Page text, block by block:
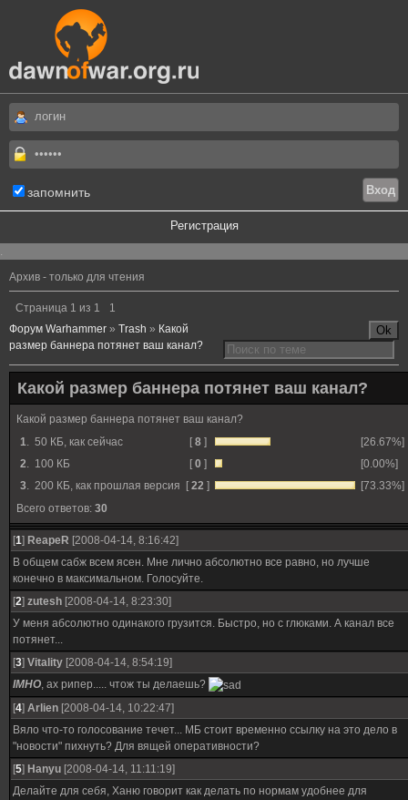
запомнить
Регистрация
.
Архив - только для чтения
Страница 1 из 1
1
Форум Warhammer » Trash » Какой
размер баннера потянет ваш канал?
Какой размер баннера потянет ваш канал?
Какой размер баннера потянет ваш канал?
1. 50 КБ, как сейчас [ 8]
[26.67%]
2. 100 КБ [ 0 ]
[0.00%]
3. 200 КБ, как прошлая версия [ 22 ]
[73.33%]
Всего ответов: 30
[1] ReapeR [2008-04-14, 8:16:42]
В общем сабж всем ясен. Мне лично абсолютно все равно, но лучше
конечно в максимальном. Голосуйте.
[2] zutesh [2008-04-14, 8:23:30]
У меня абсолютно одинакого грузится. Быстро, но с глюками. А канал все
потянет...
[3] Vitality [2008-04-14, 8:54:19]
IMHO, ах рипер..... чтож ты делаешь?
[4] Arlien [2008-04-14, 10:22:47]
Вяло что-то голосование течет... МБ стоит временно ссылку на это дело в
"новости" пихнуть? Для вящей оперативности?
[5] Hanyu [2008-04-14, 11:11:19]
Делайте для себя, Ханю говорит как делать по нормам удобнее для